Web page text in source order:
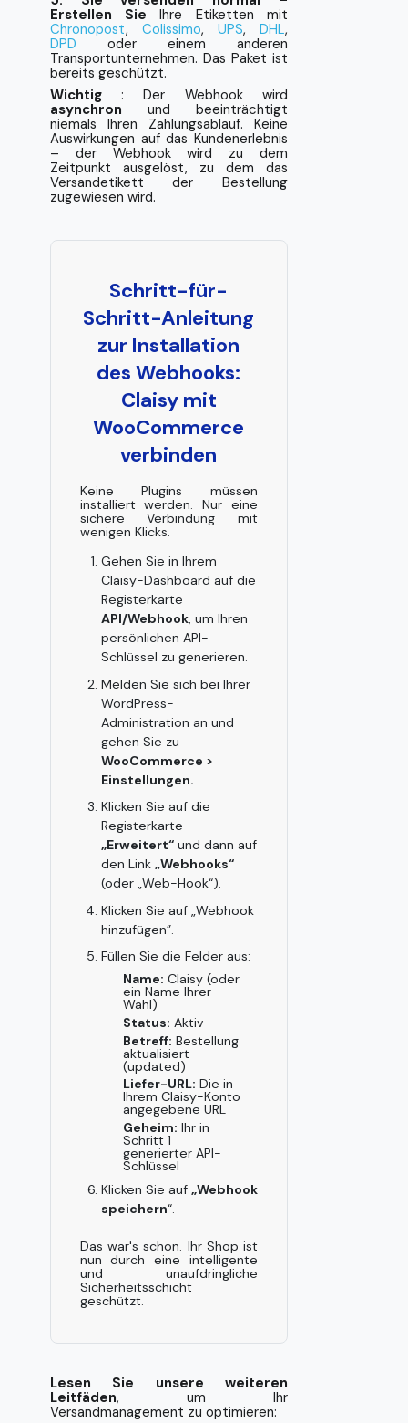
Erstellen SieIhre Etiketten mit
Chronopost, Colissimo, UPS, DHL,
DPD oder einem anderen
Transportunternehmen. Das Paket ist
bereits geschützt.
Wichtig : Der Webhook wird
asynchron und beeinträchtigt
niemals Ihren Zahlungsablauf. Keine
Auswirkungen auf das Kundenerlebnis
– der Webhook wird zu dem
Zeitpunkt ausgelöst, zu dem das
Versandetikett der Bestellung
zugewiesen wird.
Schritt-für-
Schritt-Anleitung
zur Installation
des Webhooks:
Claisy mit
WooCommerce
verbinden
Keine Plugins müssen
installiert werden. Nur eine
sichere Verbindung mit
wenigen Klicks.
Gehen Sie in Ihrem
Claisy-Dashboard auf die
Registerkarte
API/Webhook, um Ihren
persönlichen API-
Schlüssel zu generieren.
Melden Sie sich bei Ihrer
WordPress-
Administration an und
gehen Sie zu
WooCommerce >
Einstellungen.
Klicken Sie auf die
Registerkarte
„Erweitert“ und dann auf
den Link„Webhooks“
(oder „Web-Hook“).
Klicken Sie auf „Webhook
hinzufügen”.
Füllen Sie die Felder aus:
Name: Claisy (oder
ein Name Ihrer
Wahl)
Status: Aktiv
Betreff: Bestellung
aktualisiert
(updated)
Liefer-URL: Die in
Ihrem Claisy-Konto
angegebene URL
Geheim: Ihr in
Schritt 1
generierter API-
Schlüssel
Klicken Sie auf „Webhook
speichern“.
Das war's schon. Ihr Shop ist
nun durch eine intelligente
und unaufdringliche
Sicherheitsschicht
geschützt.
Lesen Sie unsere weiteren
Leitfäden, um Ihr
Versandmanagement zu optimieren: